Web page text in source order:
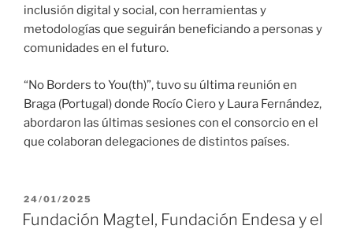
inclusión digital y social, con herramientas y
metodologías que seguirán beneficiando a personas y
comunidades en el futuro.
“No Borders to You(th)”, tuvo su última reunión en
Braga (Portugal) donde Rocío Ciero y Laura Fernández,
abordaron las últimas sesiones con el consorcio en el
que colaboran delegaciones de distintos países.
24/01/2025
Fundación Magtel, Fundación Endesa y el